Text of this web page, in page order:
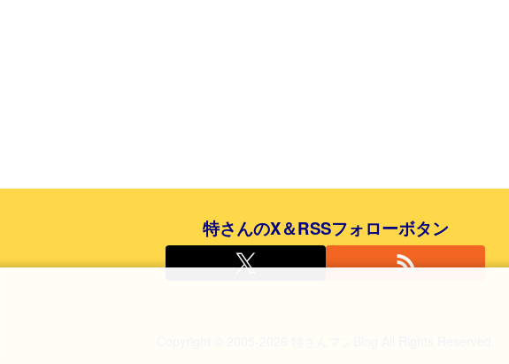
特さんのX＆RSSフォローボタン